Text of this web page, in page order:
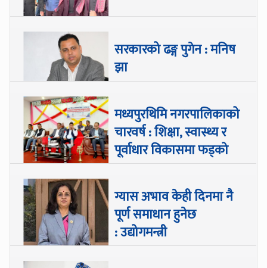
सरकारको ढङ्ग पुगेन : मनिष
झा
मध्यपुरथिमि नगरपालिकाको
चारवर्ष : शिक्षा, स्वास्थ्य र
पूर्वाधार विकासमा फड्को
ग्यास अभाव केही दिनमा नै
पूर्ण समाधान हुनेछ
: उद्योगमन्त्री